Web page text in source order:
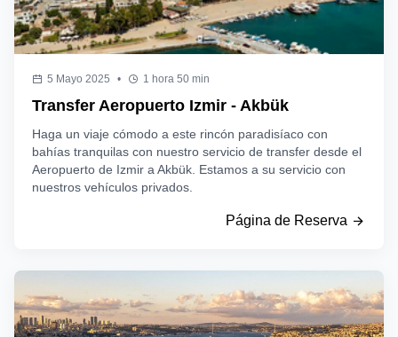
5 Mayo 2025 • 1 hora 50 min
Transfer Aeropuerto Izmir - Akbük
Haga un viaje cómodo a este rincón paradisíaco con
bahías tranquilas con nuestro servicio de transfer desde el
Aeropuerto de Izmir a Akbük. Estamos a su servicio con
nuestros vehículos privados.
Página de Reserva